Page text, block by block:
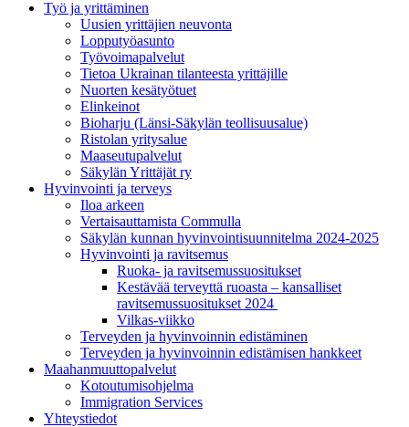
Työ ja yrittä­minen
Uusien yrittäjien neuvonta
Lopputyöasunto
Työvoimapalvelut
Tietoa Ukrainan tilanteesta yrittäjille
Nuorten kesätyötuet
Elinkeinot
Bioharju (Länsi-Säkylän teollisuusalue)
Ristolan yritysalue
Maaseutupalvelut
Säkylän Yrittäjät ry
Hyvinvointi ja terveys
Iloa arkeen
Vertaisauttamista Commulla
Säkylän kunnan hyvinvointisuunnitelma 2024-2025
Hyvinvointi ja ravitsemus
Ruoka- ja ravitsemussuositukset
Kestävää terveyttä ruoasta – kansalliset
ravitsemussuositukset 2024
Vilkas-viikko
Terveyden ja hyvinvoinnin edistäminen
Terveyden ja hyvinvoinnin edistämisen hankkeet
Maahanmuuttopalvelut
Kotoutumisohjelma
Immigration Services
Yhteystiedot